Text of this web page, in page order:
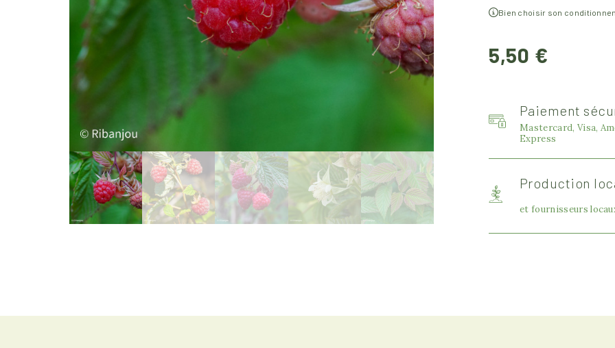
Afficher l'image plus grande
Bien choisir son
5,50 €
Paiement
Mastercard, Visa,
Express
Production
et fournisseurs